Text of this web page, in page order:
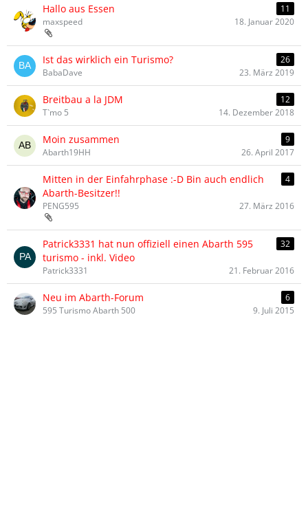
Hallo aus Essen
11
maxspeed
18. Januar 2020
Ist das wirklich ein Turismo?
26
BabaDave
23. März 2019
Breitbau a la JDM
12
T`mo 5
14. Dezember 2018
Moin zusammen
9
Abarth19HH
26. April 2017
Mitten in der Einfahrphase :-D Bin auch endlich
Abarth-Besitzer!!
4
PENG595 27. März 2016
Patrick3331 hat nun offiziell einen Abarth 595
turismo - inkl. Video
32
Patrick3331 21. Februar 2016
Neu im Abarth-Forum
6
595 Turismo Abarth 500
9. Juli 2015